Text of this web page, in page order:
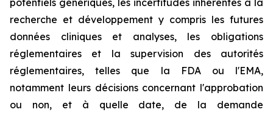
potentiels génériques, les incertitudes inhérentes à la
recherche et développement y compris les futures
données cliniques et analyses, les obligations
réglementaires et la supervision des autorités
réglementaires, telles que la FDA ou l'EMA,
notamment leurs décisions concernant l'approbation
ou non, et à quelle date, de la demande